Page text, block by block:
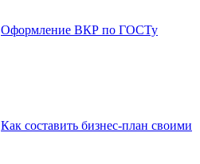
Оформление ВКР по ГОСТу
Как составить бизнес-план своими